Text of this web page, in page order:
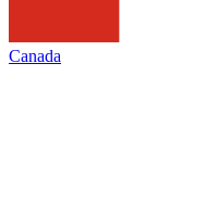
Canada